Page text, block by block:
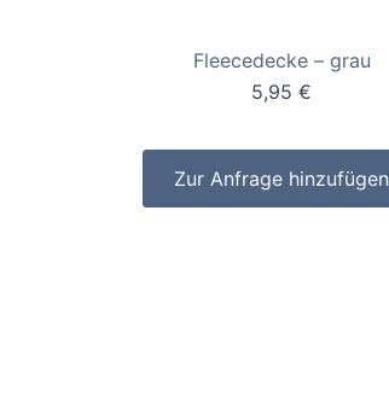
Fleecedecke – grau
5,95€
Zur Anfrage hinzufügen